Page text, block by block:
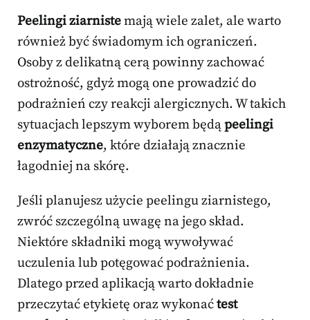
Peelingi ziarnistemają wiele zalet, ale warto
również być świadomym ich ograniczeń.
Osoby z delikatną cerą powinny zachować
ostrożność, gdyż mogą one prowadzić do
podrażnień czy reakcji alergicznych. W takich
sytuacjach lepszym wyborem będąpeelingi
enzymatyczne, które działają znacznie
łagodniej na skórę.
Jeśli planujesz użycie peelingu ziarnistego,
zwróć szczególną uwagę na jego skład.
Niektóre składniki mogą wywoływać
uczulenia lub potęgować podrażnienia.
Dlatego przed aplikacją warto dokładnie
przeczytać etykietę oraz wykonaćtest